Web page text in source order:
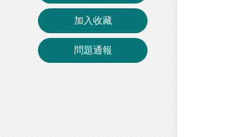
加入收藏
問題通報